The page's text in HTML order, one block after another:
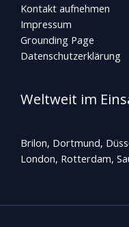
Kontakt aufnehmen
Impressum
Grounding Page
Datenschutzerklärung
Weltweit im
Brilon, Dortmund,
London, Rotterdam,